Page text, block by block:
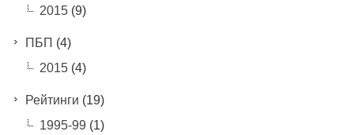
2015(9)
ПБП (4)
2015(4)
Рейтинги (19)
1995-99 (1)